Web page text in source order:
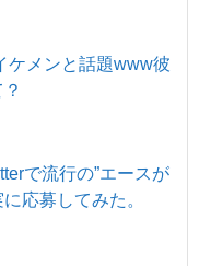
ケメンと話題www彼
で流行の”エースが
応募してみた。